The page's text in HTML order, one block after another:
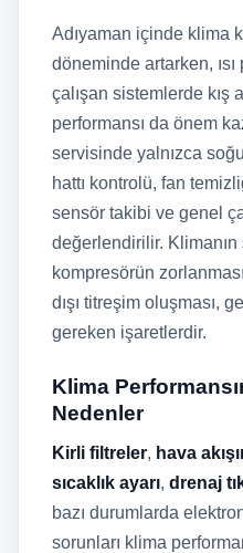
Adıyaman içinde klima
döneminde artarken, ısı
çalışan sistemlerde kış
performansı da önem
servisinde yalnızca
hattı kontrolü, fan
sensör takibi ve genel
değerlendirilir. Klimanın
kompresörün
dışı titreşim oluşması,
gereken işaretlerdir.
Klima
Nedenler
Kirli filtreler, hava
sıcaklık ayarı, drenaj
bazı durumlarda
sorunları klima